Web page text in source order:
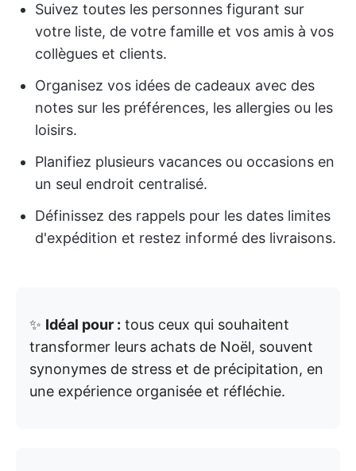
Suivez toutes les personnes figurant sur
votre liste, de votre famille et vos amis à vos
collègues et clients.
Organisez vos idées de cadeaux avec des
notes sur les préférences, les allergies ou les
loisirs.
Planifiez plusieurs vacances ou occasions en
un seul endroit centralisé.
Définissez des rappels pour les dates limites
d'expédition et restez informé des livraisons.
✨ Idéal pour : tous ceux qui souhaitent
transformer leurs achats de Noël, souvent
synonymes de stress et de précipitation, en
une expérience organisée et réfléchie.